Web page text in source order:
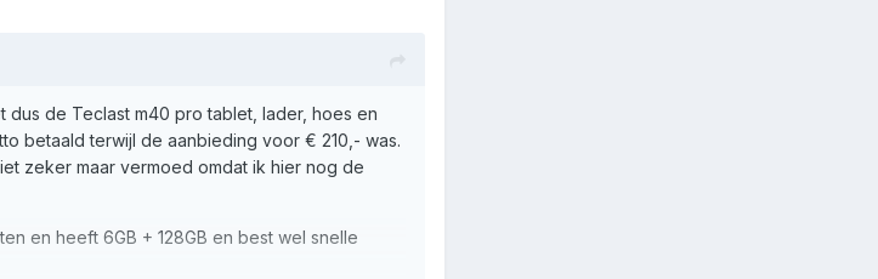
de Teclast m40 pro tablet, lader, hoes en
betaald terwijl de aanbieding voor € 210,- was.
zeker maar vermoed omdat ik hier nog de
en heeft 6GB + 128GB en best wel snelle